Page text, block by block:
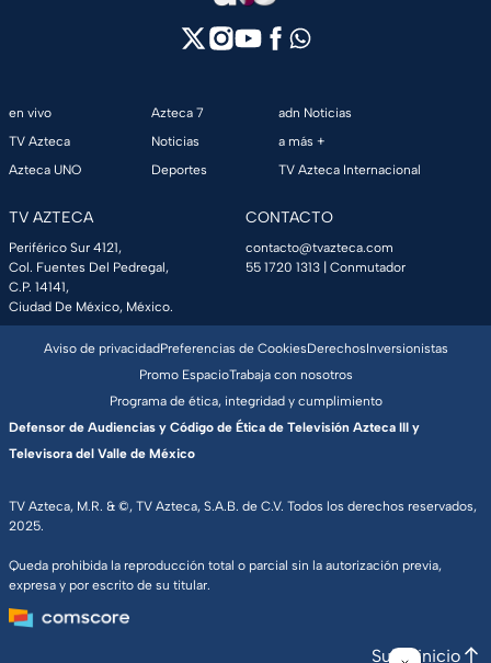
en vivo
TV Azteca
Azteca UNO
Azteca 7
Noticias
Deportes
adn Noticias
a más +
TV Azteca Internacional
TV AZTECA
Periférico Sur 4121,
Col. Fuentes Del Pedregal,
C.P. 14141,
Ciudad De México, México.
CONTACTO
contacto@tvazteca.com
55 1720 1313 | Conmutador
TV Azteca, M.R. & ©, TV Azteca, S.A.B. de C.V. Todos los derechos reservados,
2025.
Queda prohibida la reproducción total o parcial sin la autorización previa,
expresa y por escrito de su titular.
Aviso de privacidadPreferencias de CookiesDerechosInversionistas
Promo EspacioTrabaja con nosotros
Programa de ética, integridad y cumplimiento
Defensor de Audiencias y Código de Ética de Televisión Azteca III y
Televisora del Valle de México
Subir inicio